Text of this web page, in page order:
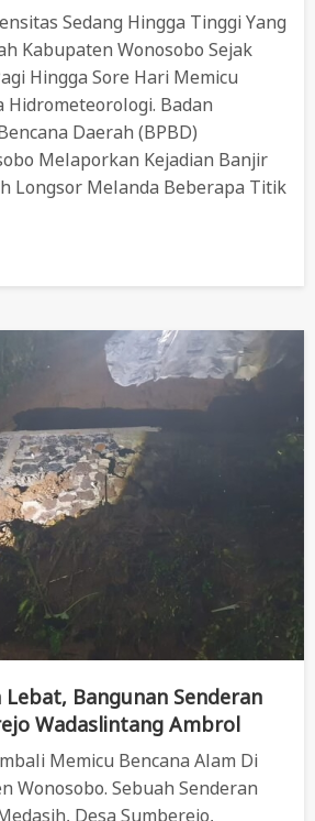
Sedang Hingga Tinggi Yang
Kabupaten Wonosobo Sejak
Hingga Sore Hari Memicu
Hidrometeorologi. Badan
Daerah (BPBD)
Melaporkan Kejadian Banjir
Longsor Melanda Beberapa Titik
Bangunan Senderan
Wadaslintang Ambrol
Memicu Bencana Alam Di
Wonosobo. Sebuah Senderan
Desa Sumberejo,